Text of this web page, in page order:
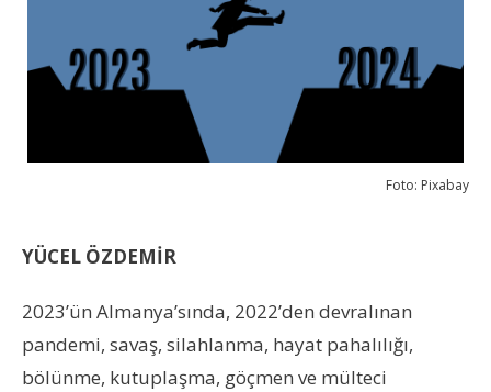
Foto: Pixabay
YÜCEL ÖZDEMİR
2023’ün Almanya’sında, 2022’den devralınan
pandemi, savaş, silahlanma, hayat pahalılığı,
bölünme, kutuplaşma, göçmen ve mülteci